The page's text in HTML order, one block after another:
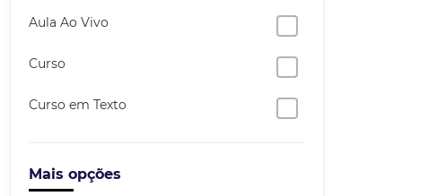
Aula Ao Vivo
Curso
Curso em Texto
Mais opções